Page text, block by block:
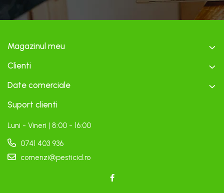
Magazinul meu
Clienti
Date comerciale
Suport clienti
Luni - Vineri | 8:00 - 16:00
0741 403 936
comenzi@pesticid.ro